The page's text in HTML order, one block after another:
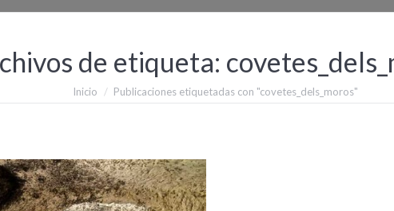
de etiqueta:
Estás aquí:
Inicio Publicaciones etiquetadas con "covetes_dels_moros"